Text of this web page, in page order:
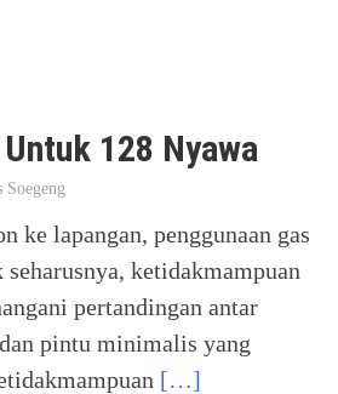
128 Nyawa
Soegeng
ke lapangan, penggunaan gas
ketidakmampuan
pertandingan antar
pintu minimalis yang
[…]